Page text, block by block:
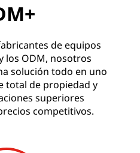
de equipos
los ODM, nosotros
solución todo en uno
total de propiedad y
superiores
competitivos.